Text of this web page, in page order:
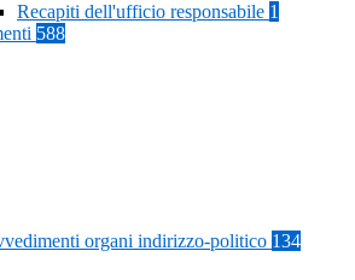
Recapiti dell'ufficio responsabile 1
588
organi indirizzo-politico 134